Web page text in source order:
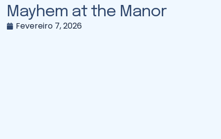
Mayhem at the Manor
Fevereiro 7, 2026